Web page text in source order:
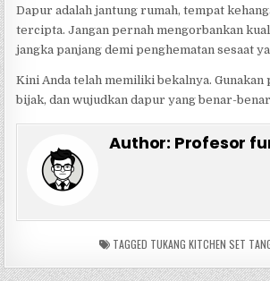
Dapur adalah jantung rumah, tempat
tercipta. Jangan pernah mengorbankan
jangka panjang demi penghematan sesaat
Kini Anda telah memiliki bekalnya. Gunakan
bijak, dan wujudkan dapur yang benar-
Author: Profesor
TAGGED TUKANG KITCHEN SET